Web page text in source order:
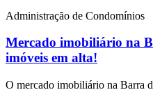
Administração de Condomínios
Mercado imobiliário na
imóveis em alta!
O mercado imobiliário na Barra